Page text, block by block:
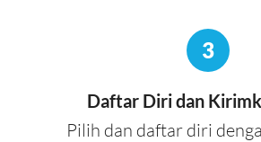
3
Daftar Diri dan
Pilih dan daftar diri